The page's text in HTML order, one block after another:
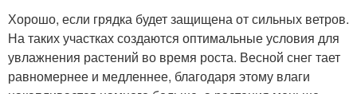
Хорошо, если грядка будет защищена от сильных ветров.
На таких участках создаются оптимальные условия для
увлажнения растений во время роста. Весной снег тает
равномернее и медленнее, благодаря этому влаги